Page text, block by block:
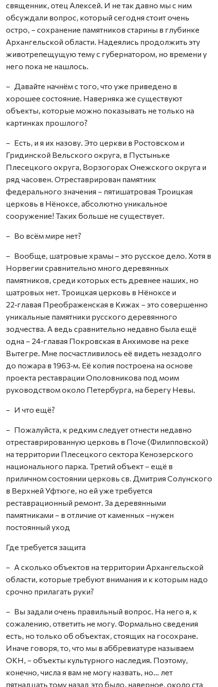
священник, отец Алексей. И не так давно мы с ним
обсуждали вопрос, который сегодня стоит очень
остро, – сохранение памятников старины в глубинке
Архангельской области. Надеялись продолжить эту
животрепещущую тему с губернатором, но времени у
него пока не нашлось.
– Давайте начнём с того, что уже приведено в
хорошее состояние. Наверняка же существуют
объекты, которые можно показывать не только на
картинках прошлого?
– Есть, и я их назову. Это церкви в Ростовском и
Гридинской Вельского округа, в Пустыньке
Плесецкого округа, Ворзогорах Онежского округа и
ряд часовен. Отреставрирован памятник
федерального значения – пятишатровая Троицкая
церковь в Нёноксе, абсолютно уникальное
сооружение! Таких больше не существует.
– Во всём мире нет?
– Вообще, шатровые храмы – это русское дело. Хотя в
Норвегии сравнительно много деревянных
памятников, среди которых есть древнее наших, но
шатровых нет. Троицкая церковь в Нёноксе и
22‑главая Преображенская в Кижах – это совершенно
уникальные памятники русского деревянного
зодчества. А ведь сравнительно недавно была ещё
одна – 24‑главая Покровская в Анхимове на реке
Вытегре. Мне посчастливилось её видеть незадолго
до пожара в 1963‑м. Её копия построена на основе
проекта реставрации Ополовникова под моим
руководством около Петербурга, на берегу Невы.
– И что ещё?
– Пожалуйста, к редким следует отнести недавно
отреставрированную церковь в Поче (Филипповской)
на территории Плесецкого сектора Кенозерского
национального парка. Третий объект – ещё в
приличном состоянии церковь св. Дмитрия Солунского
в Верхней Уфтюге, но ей уже требуется
реставрационный ремонт. За деревянными
памятниками – в отличие от каменных –нужен
постоянный уход
Где требуется защита
– А сколько объектов на территории Архангельской
области, которые требуют внимания и к которым надо
срочно прилагать руки?
– Вы задали очень правильный вопрос. На него я, к
сожалению, ответить не могу. Формально сведения
есть, но только об объектах, стоящих на госохране.
Иначе говоря, то, что мы в аббревиатуре называем
ОКН, – объекты культурного наследия. Поэтому,
конечно, числа я вам не могу назвать, но… лет
пятнадцать тому назад это было, наверное, около ста